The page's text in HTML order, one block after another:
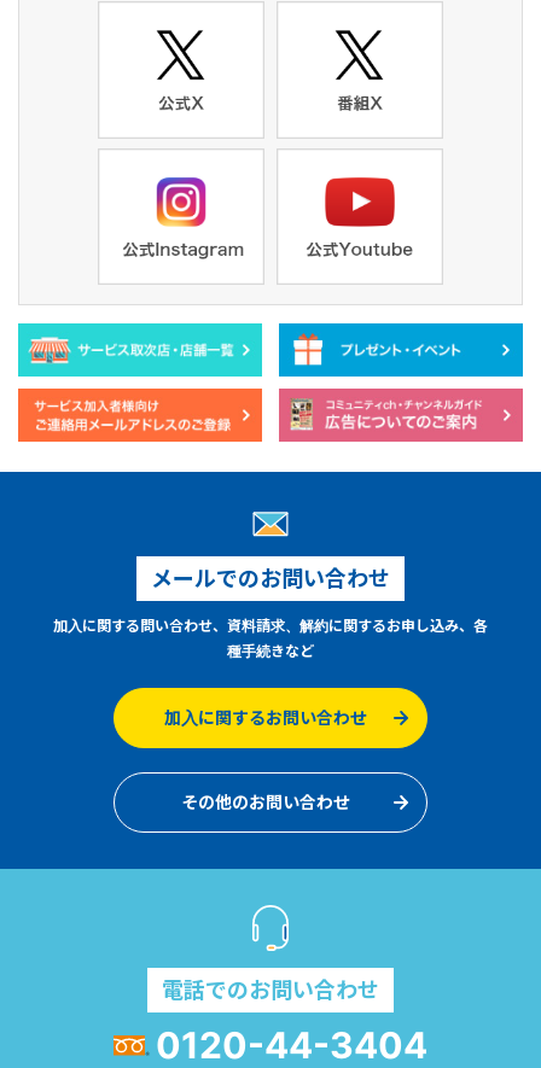
メールでのお問い合わせ
加入に関する問い合わせ、資料請求、解約に関するお申し込み、各
種手続きなど
加入に関するお問い合わせ
その他のお問い合わせ
電話でのお問い合わせ
0120-44-3404